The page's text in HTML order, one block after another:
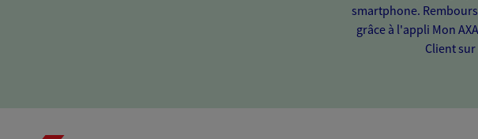
smartphone.
grâce à l'appli Mon
Client sur